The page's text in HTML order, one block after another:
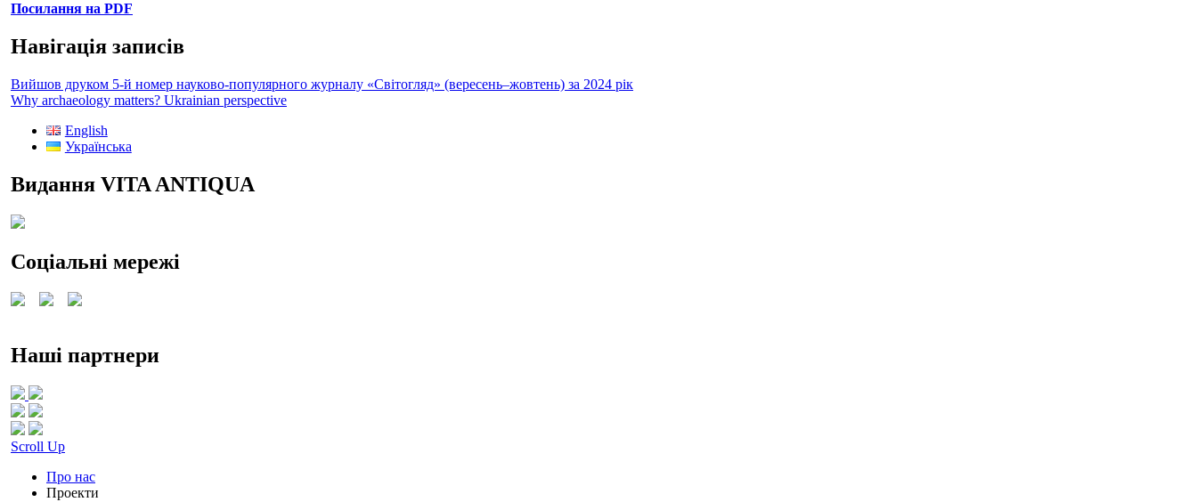
Посилання на PDF
Навігація записів
Вийшов друком 5-й номер науково-популярного журналу «Світогляд» (вересень–жовтень) за 2024 рік
Why archaeology matters? Ukrainian perspective
English
Українська
Видання VITA ANTIQUA
Соціальні мережі
Наші партнери
Scroll Up
Про нас
Проекти